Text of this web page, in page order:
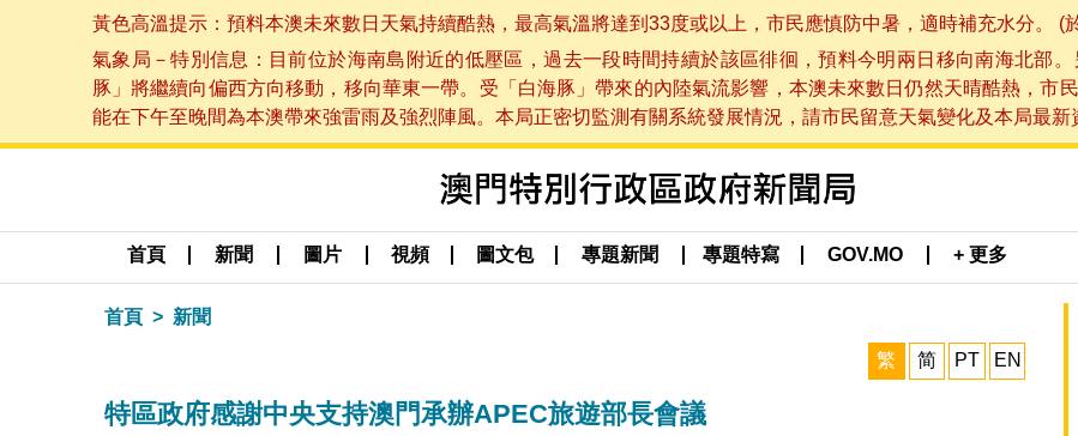
黃色高溫提示：預料本澳未來數日天氣持續酷熱，最高氣溫將達到33度或以上，市民應慎防中暑，適時補充水分。 (
氣象局－特別信息：目前位於海南島附近的低壓區，過去一段時間持續於該區徘徊，預料今明兩日移向南海北部
豚」將繼續向偏西方向移動，移向華東一帶。受「白海豚」帶來的內陸氣流影響，本澳未來數日仍然天晴酷熱，市
能在下午至晚間為本澳帶來強雷雨及強烈陣風。本局正密切監測有關系統發展情況，請市民留意天氣變化及本局最
首頁 新聞 圖片 視頻 圖文包 專題新聞 專題特寫 GOV.MO + 更多
首頁 新聞
繁 简 PT EN
特區政府感謝中央支持澳門承辦APEC旅遊部長會議